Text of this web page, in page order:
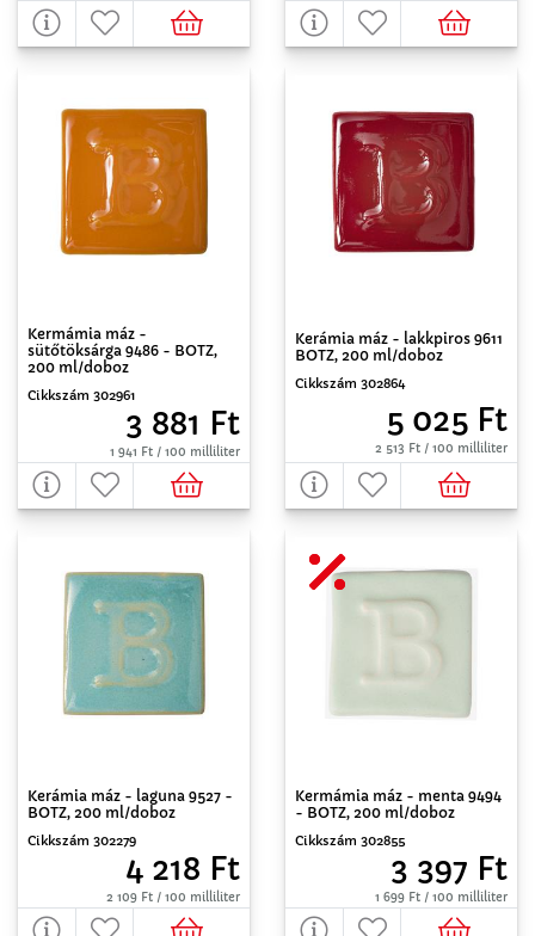
Kermámia máz -
sütőtöksárga 9486 - BOTZ,
200 ml/doboz
Cikkszám 302961
3 881 Ft
1 941 Ft / 100 milliliter
Kerámia máz - lakkpiros 9611
BOTZ, 200 ml/doboz
Cikkszám 302864
5 025 Ft
2 513 Ft / 100 milliliter
Kerámia máz - laguna 9527 -
BOTZ, 200 ml/doboz
Cikkszám 302279
4 218 Ft
2 109 Ft / 100 milliliter
Kermámia máz - menta 9494
- BOTZ, 200 ml/doboz
Cikkszám 302855
3 397 Ft
1 699 Ft / 100 milliliter